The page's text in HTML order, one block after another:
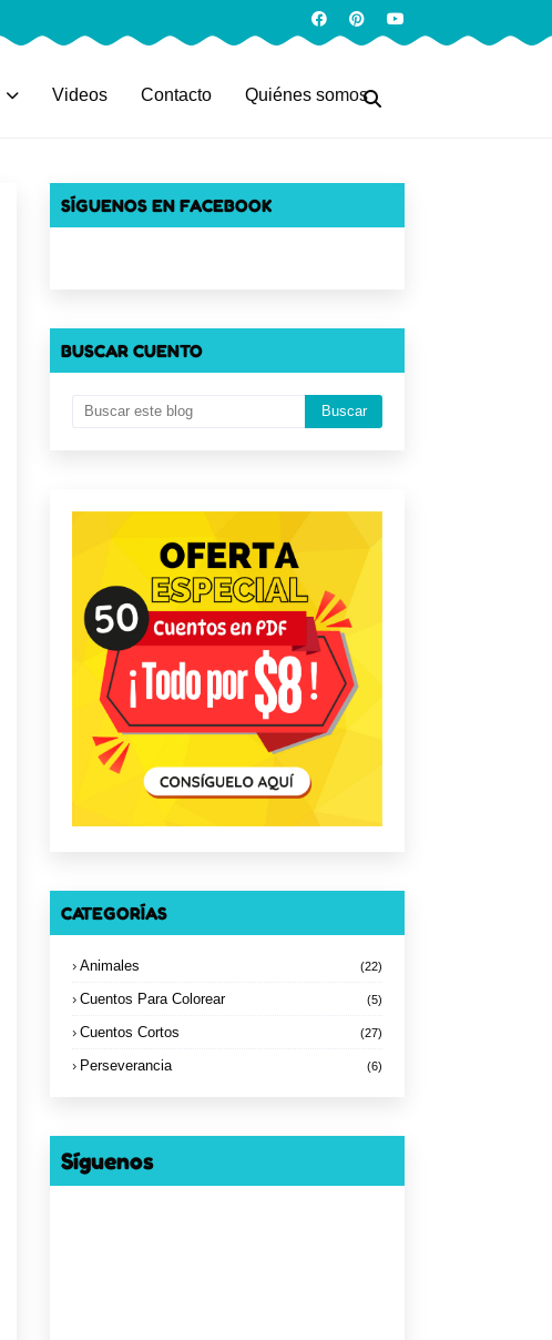
Videos Contacto Quiénes somos
SÍGUENOS EN FACEBOOK
BUSCAR CUENTO
CATEGORÍAS
Animales (22)
Cuentos Para Colorear (5)
Cuentos Cortos (27)
Perseverancia (6)
Síguenos